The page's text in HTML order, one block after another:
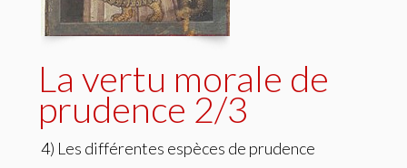
La vertu morale de
prudence 2/3
4) Les différentes espèces de prudence